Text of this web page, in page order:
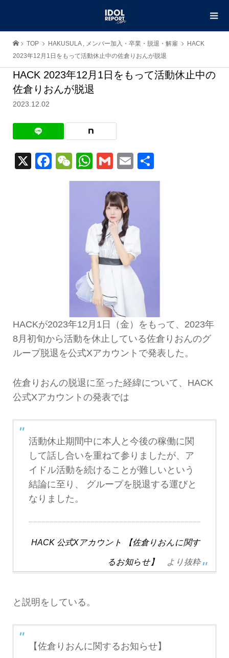
TOP HAKUSULA , メンバー加入・卒業・脱退・解雇
HACK
2023年12月1日をもって活動休止中の佐倉りおんが脱退
HACK 2023年12月1日をもって活動休止中の
佐倉りおんが脱退
2023.12.02
X Facebook
WeChat
WhatsApp
GmailEmail
有
HACKが2023年12月1日（金）をもって、2023年
8月初旬から活動を休止している佐倉りおんのグ
ループ脱退を公式Xアカウントで発表した。
佐倉りおんの脱退に至った経緯について、HACK
公式Xアカウントの発表では
活動休止期間中に本人と今後の稼働に関
して話し合いを重ねて参りましたが、ア
イドル活動を続けることが難しいという
結論に至り、 グループを脱退する運びと
なりました。
HACK 公式Xアカウント 【佐倉りおんに関す
るお知らせ】 より抜粋
と説明をしている。
【佐倉りおんに関するお知らせ】